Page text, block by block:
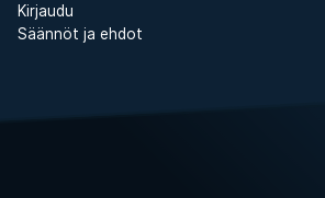
Kirjaudu
Säännöt ja ehdot